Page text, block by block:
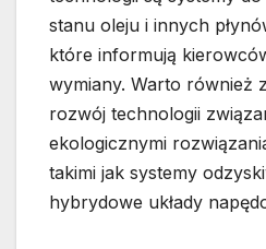
stanu oleju i innych
które informują
wymiany. Warto również
rozwój technologii
ekologicznymi
takimi jak systemy
hybrydowe układy